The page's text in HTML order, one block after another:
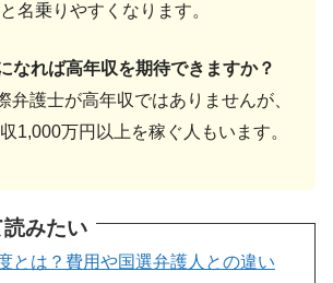
名乗りやすくなります。
なれば高年収を期待できますか？
弁護士が高年収ではありませんが、
1,000万円以上を稼ぐ人もいます。
みたい
とは？費用や国選弁護人との違い